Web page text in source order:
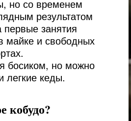
но со временем
результатом
занятия
майке и свободных
босиком, но можно
легкие кеды.
кобудо?